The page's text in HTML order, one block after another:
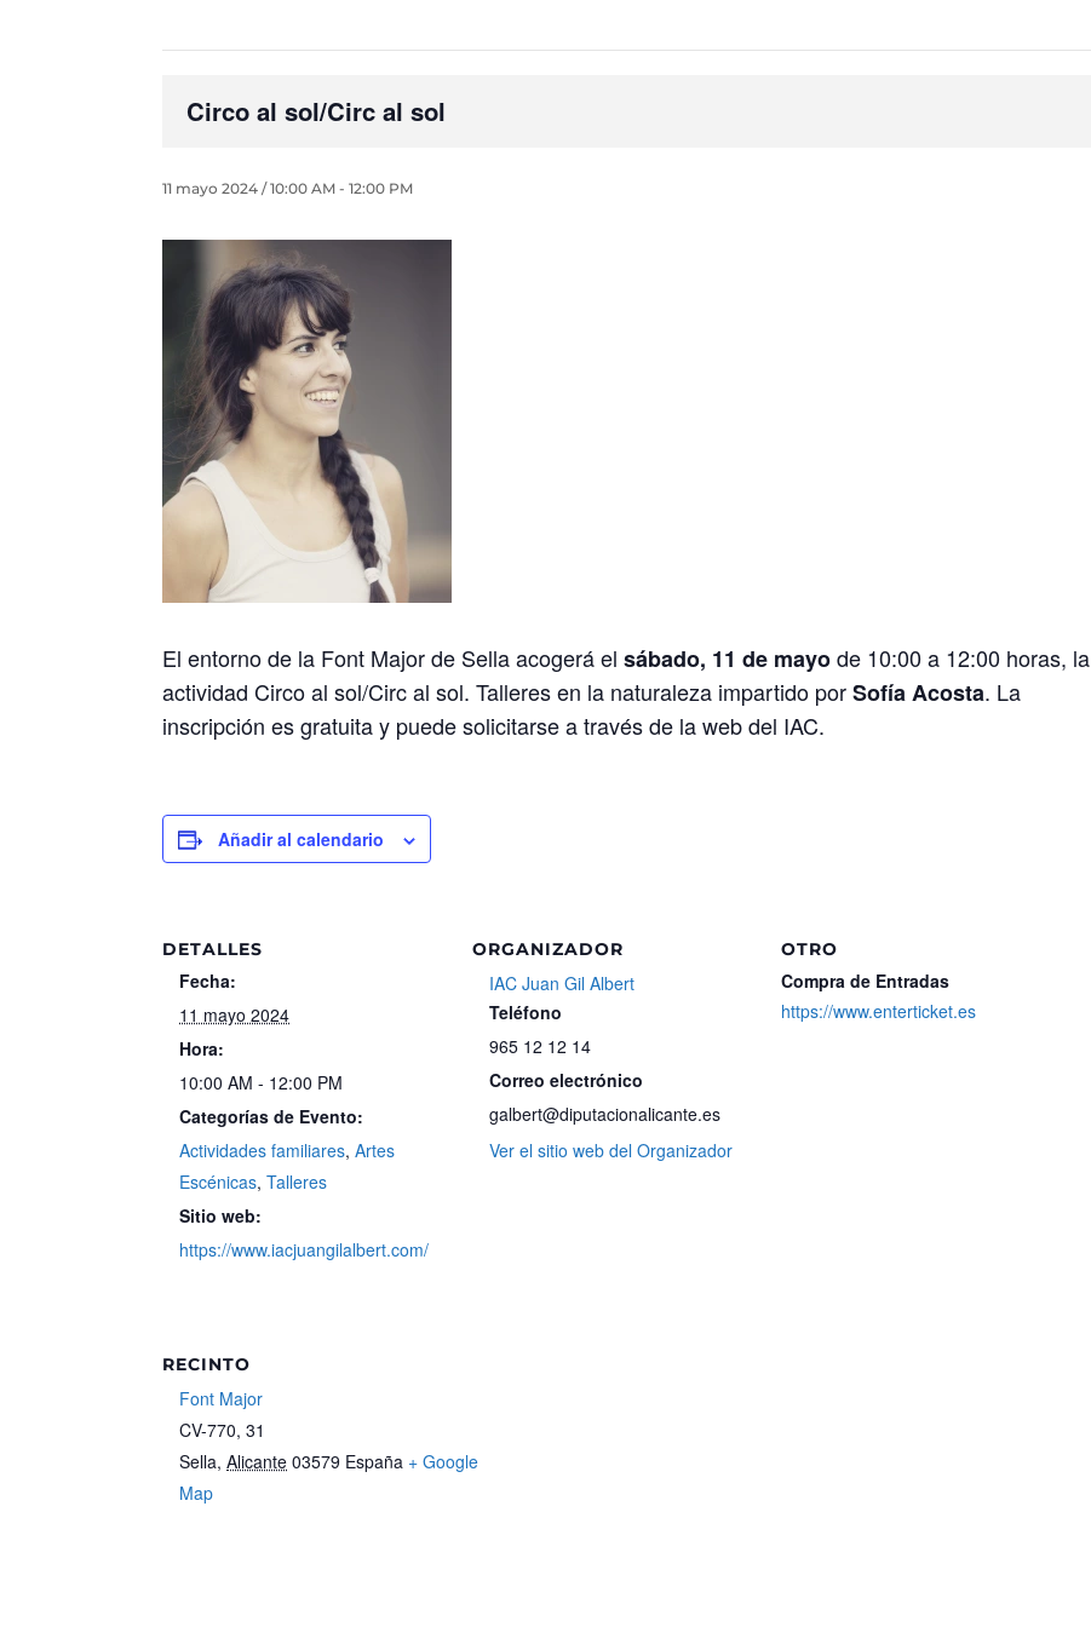
Circo al sol/Circ al sol
11 mayo 2024 / 10:00 AM -12:00 PM
El entorno de la Font Major de Sella acogerá elsábado, 11 de mayode 10:00 a 12:00 horas, la
actividad Circo al sol/Circ al sol. Talleres en la naturaleza impartido porSofía Acosta. La
inscripción es gratuita y puede solicitarse a través de la web del IAC.
Añadir al calendario
DETALLES
Fecha:
11 mayo 2024
Hora:
10:00 AM - 12:00 PM
Categorías de Evento:
Actividades familiares,Artes
Escénicas,Talleres
Sitio web:
https://www.iacjuangilalbert.com/
ORGANIZADOR
IAC Juan Gil Albert
Teléfono
965 12 12 14
Correo electrónico
galbert@diputacionalicante.es
Ver el sitio web del Organizador
OTRO
Compra de Entradas
https://www.enterticket.es
RECINTO
Font Major
CV-770, 31
Sella, Alicante 03579 España + Google
Map